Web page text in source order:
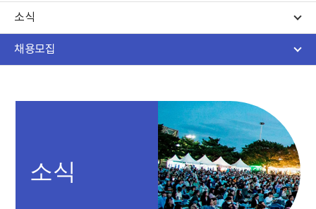
소식
채용모집
소식